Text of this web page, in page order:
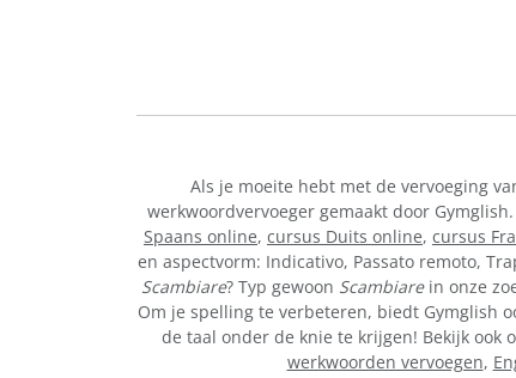
Als je moeite hebt met de vervoeging
werkwoordvervoeger gemaakt door
Spaans online, cursus Duits online, cursus
en aspectvorm: Indicativo, Passato remoto,
Scambiare? Typ gewoon Scambiarein onze
Om je spelling te verbeteren, biedt Gymglish
de taal onder de knie te krijgen! Bekijk ook
werkwoorden vervoegen,